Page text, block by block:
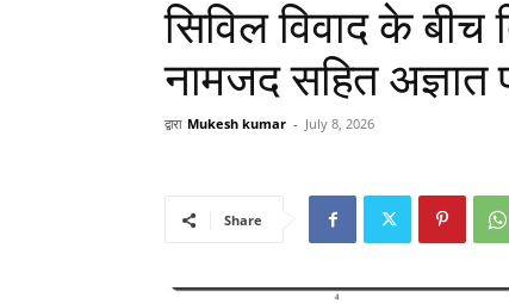
सिविल विवाद के
नामजद सहित अज्ञात
द्वारा Mukesh kumar - July 8, 2026
Share